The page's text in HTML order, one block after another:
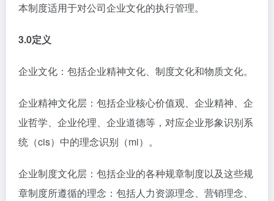
本制度适用于对公司企业文化的执行管理。
3.0定义
企业文化：包括企业精神文化、制度文化和物质文化。
企业精神文化层：包括企业核心价值观、企业精神、企
业哲学、企业伦理、企业道德等，对应企业形象识别系
统（cis）中的理念识别（mi）。
企业制度文化层：包括企业的各种规章制度以及这些规
章制度所遵循的理念：包括人力资源理念、营销理念、